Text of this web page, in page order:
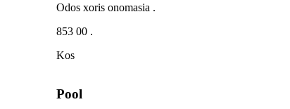
Odos xoris onomasia .
853 00 .
Kos
Pool